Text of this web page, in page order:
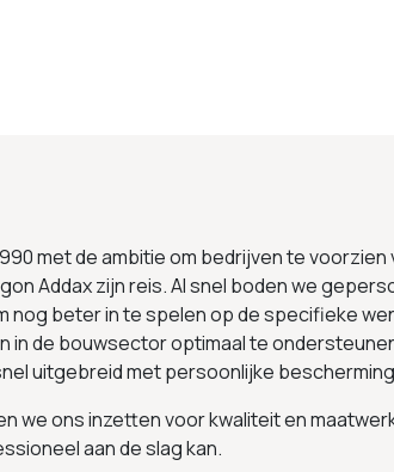
met de ambitie om bedrijven te
Addax zijn reis. Al snel boden we
nog beter in te spelen op de specifieke
in de bouwsector optimaal te
uitgebreid met persoonlijke
we ons inzetten voor kwaliteit en
aan de slag kan.